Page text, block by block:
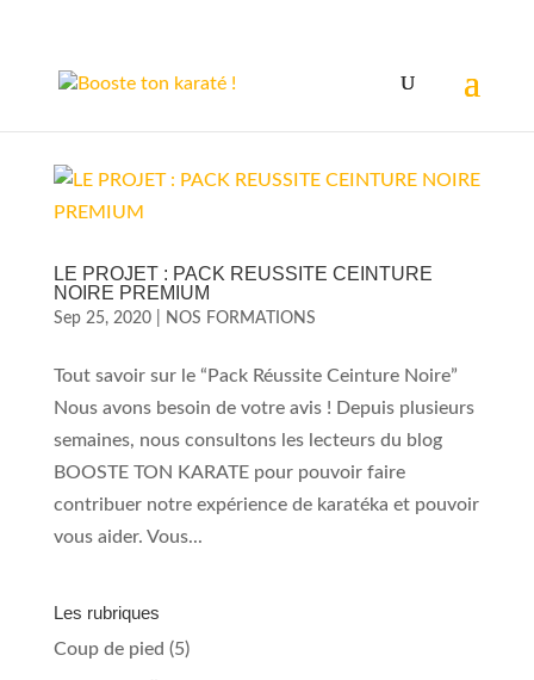
LE PROJET : PACK REUSSITE CEINTURE
NOIRE PREMIUM
Sep 25, 2020| NOS FORMATIONS
Tout savoir sur le “Pack Réussite Ceinture Noire”
Nous avons besoin de votre avis ! Depuis plusieurs
semaines, nous consultons les lecteurs du blog
BOOSTE TON KARATE pour pouvoir faire
contribuer notre expérience de karatéka et pouvoir
vous aider. Vous...
Les rubriques
Coup de pied (5)